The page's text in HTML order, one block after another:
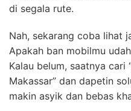
di segala rute.
Nah, sekarang coba lihat
Apakah ban mobilmu
Kalau belum, saatnya cari
Makassar” dan dapetin
makin asyik dan bebas